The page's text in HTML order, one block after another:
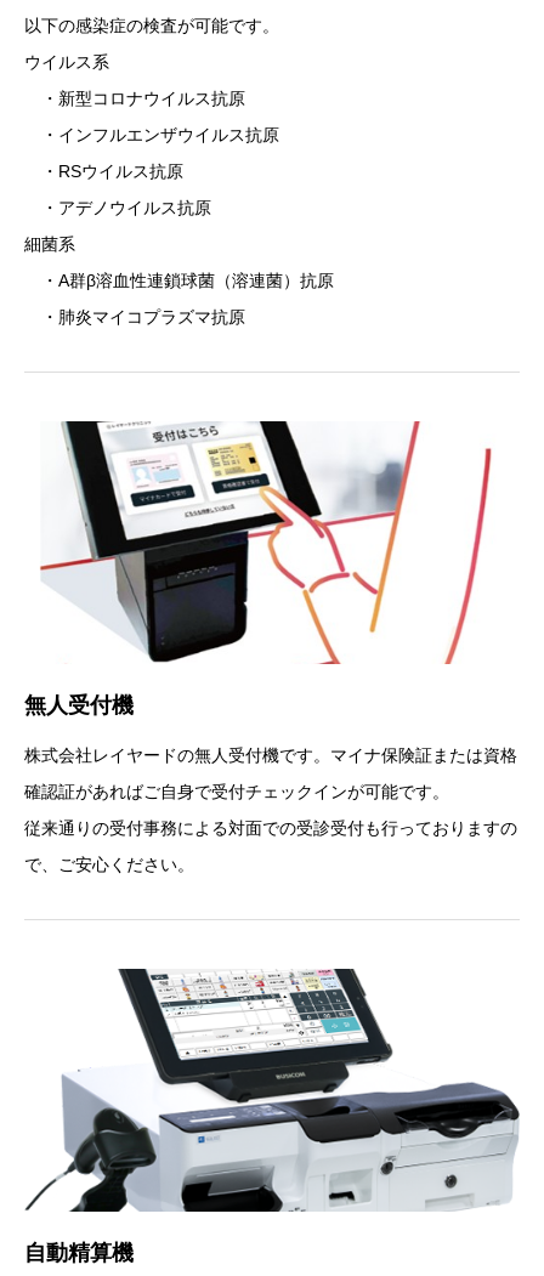
以下の感染症の検査が可能です。
ウイルス系
・新型コロナウイルス抗原
・インフルエンザウイルス抗原
・RSウイルス抗原
・アデノウイルス抗原
細菌系
・A群β溶血性連鎖球菌（溶連菌）抗原
・肺炎マイコプラズマ抗原
無人受付機
株式会社レイヤードの無人受付機です。マイナ保険証または資格
確認証があればご自身で受付チェックインが可能です。
従来通りの受付事務による対面での受診受付も行っておりますの
で、ご安心ください。
自動精算機